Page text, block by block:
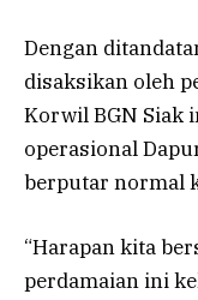
Dengan
disaksikan oleh
Korwil BGN Siak
operasional
berputar normal
“Harapan kita
perdamaian ini